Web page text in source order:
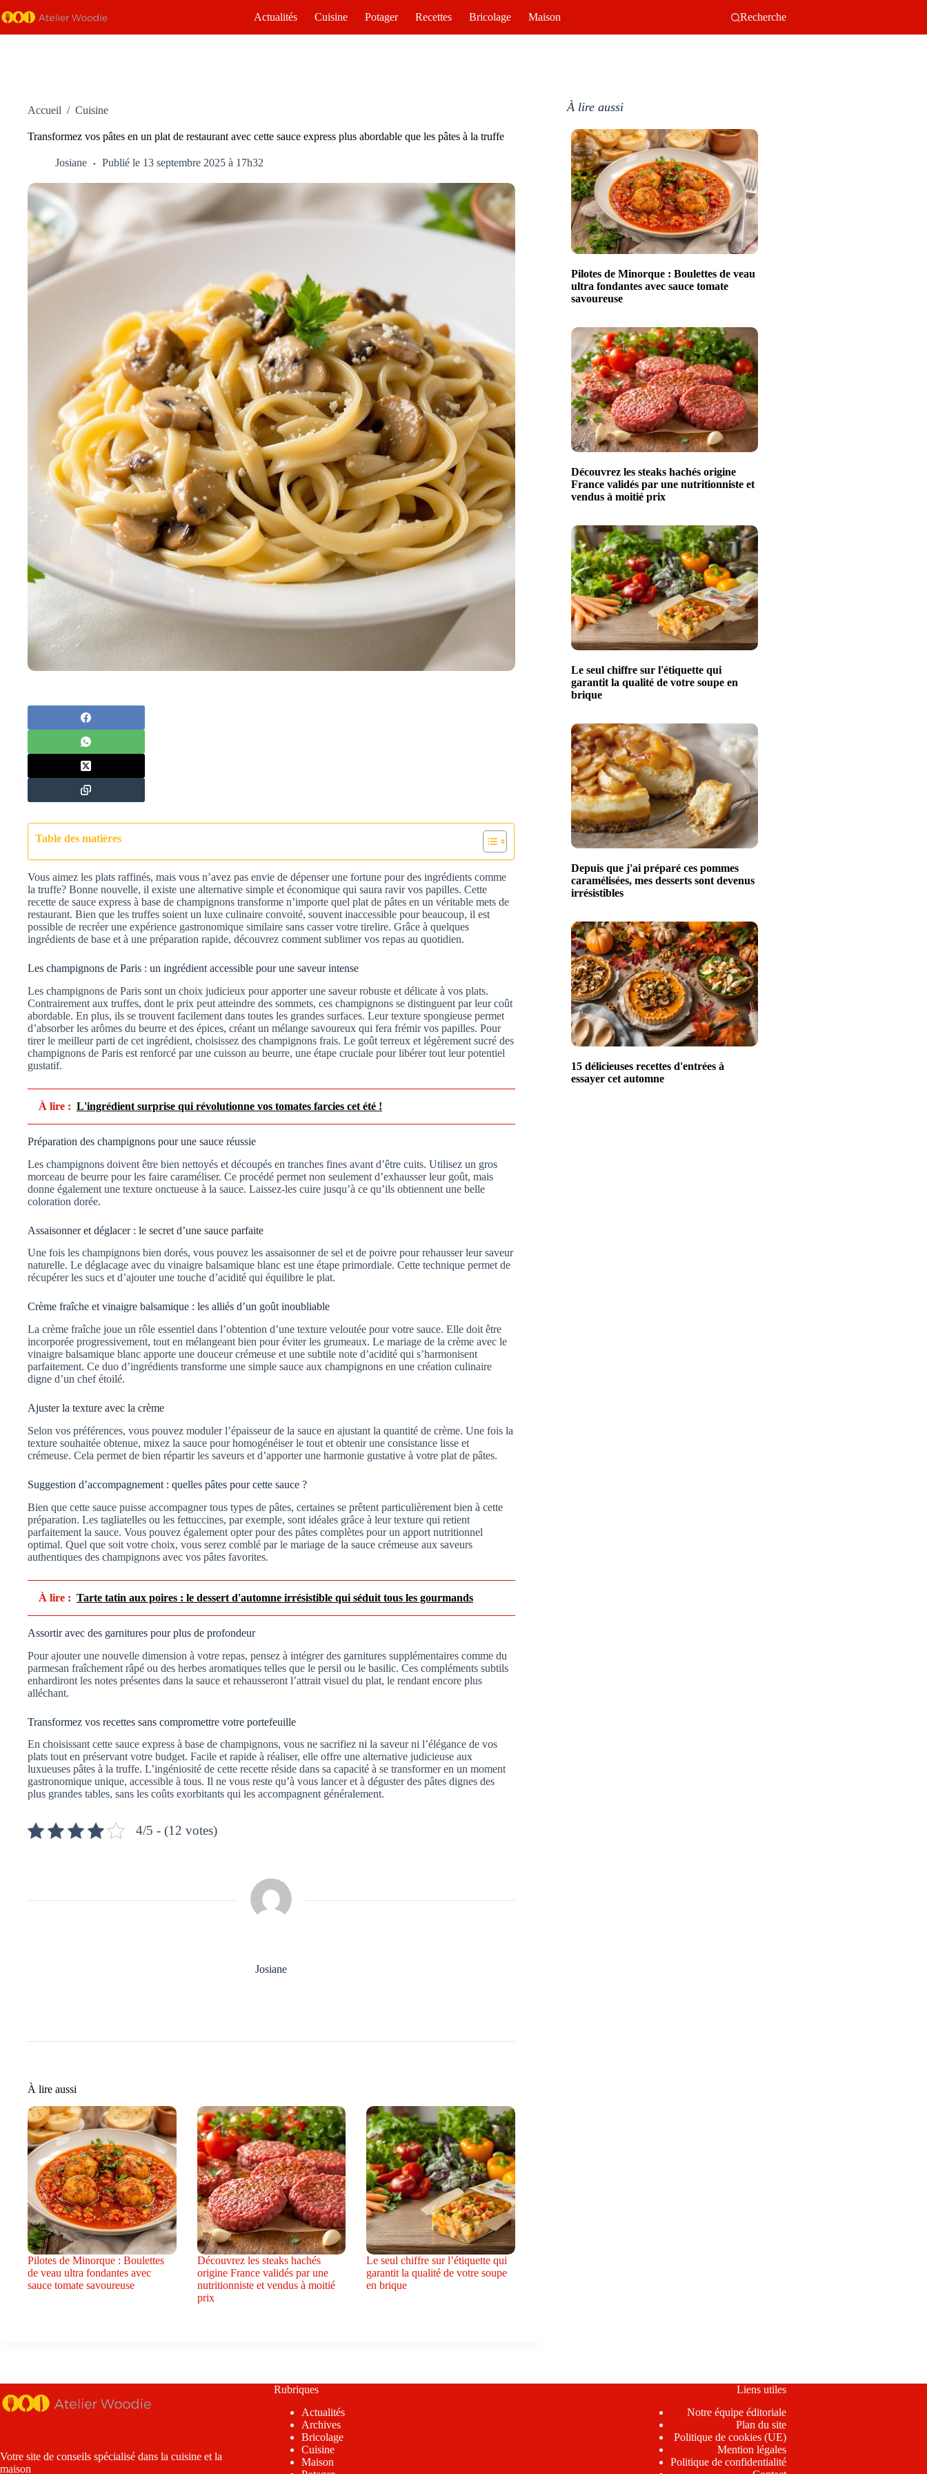
au
Actualités Cuisine Potager Recettes Bricolage Maison Recherche
Accueil / Cuisine
Transformez vos pâtes en un plat de restaurant avec cette sauce express plus abordable que les pâtes à la truffe
Josiane Publié le 13 septembre 2025 à 17h32
Table des matières
Vous aimez les plats raffinés, mais vous n’avez pas envie de dépenser une fortune pour des ingrédients comme
la truffe? Bonne nouvelle, il existe une alternative simple et économique qui saura ravir vos papilles. Cette
recette de sauce express à base de champignons transforme n’importe quel plat de pâtes en un véritable mets de
restaurant. Bien que les truffes soient un luxe culinaire convoité, souvent inaccessible pour beaucoup, il est
possible de recréer une expérience gastronomique similaire sans casser votre tirelire. Grâce à quelques
ingrédients de base et à une préparation rapide, découvrez comment sublimer vos repas au quotidien.
Les champignons de Paris : un ingrédient accessible pour une saveur intense
Les champignons de Paris sont un choix judicieux pour apporter une saveur robuste et délicate à vos plats.
Contrairement aux truffes, dont le prix peut atteindre des sommets, ces champignons se distinguent par leur coût
abordable. En plus, ils se trouvent facilement dans toutes les grandes surfaces. Leur texture spongieuse permet
d’absorber les arômes du beurre et des épices, créant un mélange savoureux qui fera frémir vos papilles. Pour
tirer le meilleur parti de cet ingrédient, choisissez des champignons frais. Le goût terreux et légèrement sucré des
champignons de Paris est renforcé par une cuisson au beurre, une étape cruciale pour libérer tout leur potentiel
gustatif.
À lire : L'ingrédient surprise qui révolutionne vos tomates farcies cet été !
Préparation des champignons pour une sauce réussie
Les champignons doivent être bien nettoyés et découpés en tranches fines avant d’être cuits. Utilisez un gros
morceau de beurre pour les faire caraméliser. Ce procédé permet non seulement d’exhausser leur goût, mais
donne également une texture onctueuse à la sauce. Laissez-les cuire jusqu’à ce qu’ils obtiennent une belle
coloration dorée.
Assaisonner et déglacer : le secret d’une sauce parfaite
Une fois les champignons bien dorés, vous pouvez les assaisonner de sel et de poivre pour rehausser leur saveur
naturelle. Le déglacage avec du vinaigre balsamique blanc est une étape primordiale. Cette technique permet de
récupérer les sucs et d’ajouter une touche d’acidité qui équilibre le plat.
Crème fraîche et vinaigre balsamique : les alliés d’un goût inoubliable
La crème fraîche joue un rôle essentiel dans l’obtention d’une texture veloutée pour votre sauce. Elle doit être
incorporée progressivement, tout en mélangeant bien pour éviter les grumeaux. Le mariage de la crème avec le
vinaigre balsamique blanc apporte une douceur crémeuse et une subtile note d’acidité qui s’harmonisent
parfaitement. Ce duo d’ingrédients transforme une simple sauce aux champignons en une création culinaire
digne d’un chef étoilé.
Ajuster la texture avec la crème
Selon vos préférences, vous pouvez moduler l’épaisseur de la sauce en ajustant la quantité de crème. Une fois la
texture souhaitée obtenue, mixez la sauce pour homogénéiser le tout et obtenir une consistance lisse et
crémeuse. Cela permet de bien répartir les saveurs et d’apporter une harmonie gustative à votre plat de pâtes.
Suggestion d’accompagnement : quelles pâtes pour cette sauce ?
Bien que cette sauce puisse accompagner tous types de pâtes, certaines se prêtent particulièrement bien à cette
préparation. Les tagliatelles ou les fettuccines, par exemple, sont idéales grâce à leur texture qui retient
parfaitement la sauce. Vous pouvez également opter pour des pâtes complètes pour un apport nutritionnel
optimal. Quel que soit votre choix, vous serez comblé par le mariage de la sauce crémeuse aux saveurs
authentiques des champignons avec vos pâtes favorites.
À lire : Tarte tatin aux poires : le dessert d'automne irrésistible qui séduit tous les gourmands
Assortir avec des garnitures pour plus de profondeur
Pour ajouter une nouvelle dimension à votre repas, pensez à intégrer des garnitures supplémentaires comme du
parmesan fraîchement râpé ou des herbes aromatiques telles que le persil ou le basilic. Ces compléments subtils
enhardiront les notes présentes dans la sauce et rehausseront l’attrait visuel du plat, le rendant encore plus
alléchant.
Transformez vos recettes sans compromettre votre portefeuille
En choisissant cette sauce express à base de champignons, vous ne sacrifiez ni la saveur ni l’élégance de vos
plats tout en préservant votre budget. Facile et rapide à réaliser, elle offre une alternative judicieuse aux
luxueuses pâtes à la truffe. L’ingéniosité de cette recette réside dans sa capacité à se transformer en un moment
gastronomique unique, accessible à tous. Il ne vous reste qu’à vous lancer et à déguster des pâtes dignes des
plus grandes tables, sans les coûts exorbitants qui les accompagnent généralement.
4/5 - (12 votes)
Josiane
À lire aussi
Pilotes de Minorque : Boulettes
de veau ultra fondantes avec
sauce tomate savoureuse
Découvrez les steaks hachés
origine France validés par une
nutritionniste et vendus à moitié
prix
Le seul chiffre sur l’étiquette qui
garantit la qualité de votre soupe
en brique
À lire aussi
Pilotes de Minorque : Boulettes de veau
ultra fondantes avec sauce tomate
savoureuse
Découvrez les steaks hachés origine
France validés par une nutritionniste et
vendus à moitié prix
Le seul chiffre sur l'étiquette qui
garantit la qualité de votre soupe en
brique
Depuis que j'ai préparé ces pommes
caramélisées, mes desserts sont devenus
irrésistibles
15 délicieuses recettes d'entrées à
essayer cet automne
Votre site de conseils spécialisé dans la cuisine et la
maison
Rubriques
Actualités
Archives
Bricolage
Cuisine
Maison
Liens utiles
Notre équipe éditoriale
Plan du site
Politique de cookies (UE)
Mention légales
Politique de confidentialité